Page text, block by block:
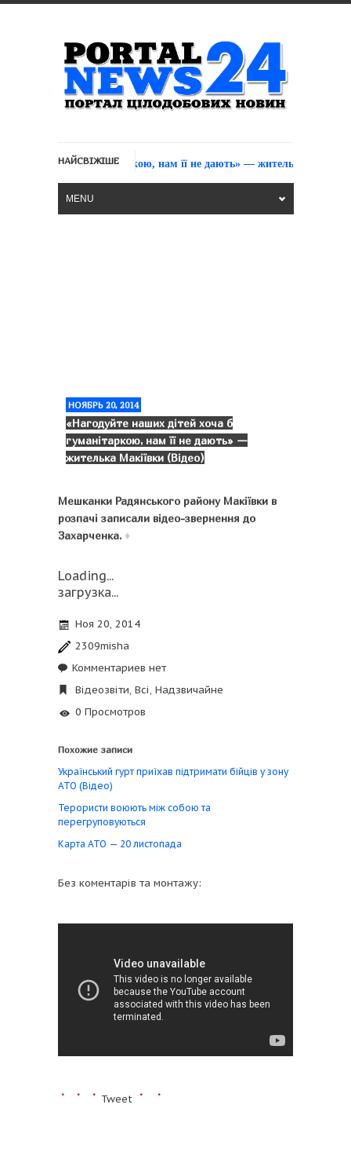
НАЙСВІЖІШЕ
хоча б гуманітаркою, нам її не дають» — жителька Макіївки
MENU
НОЯБРЬ 20, 2014
«Нагодуйте наших дітей хоча б
гуманітаркою, нам її не дають» —
жителька Макіївки (Відео)
Мешканки Радянського району Макіївки в
розпачі записали відео-звернення до
Захарченка. ♦
Loading...
загрузка...
Ноя 20, 2014
2309misha
Комментариев нет
Відеозвіти, Всі, Надзвичайне
0 Просмотров
Похожие записи
Український гурт приїхав підтримати бійців у зону
АТО (Відео)
Терористи воюють між собою та
перегруповуються
Карта АТО — 20 листопада
Без коментарів та монтажу:
Tweet